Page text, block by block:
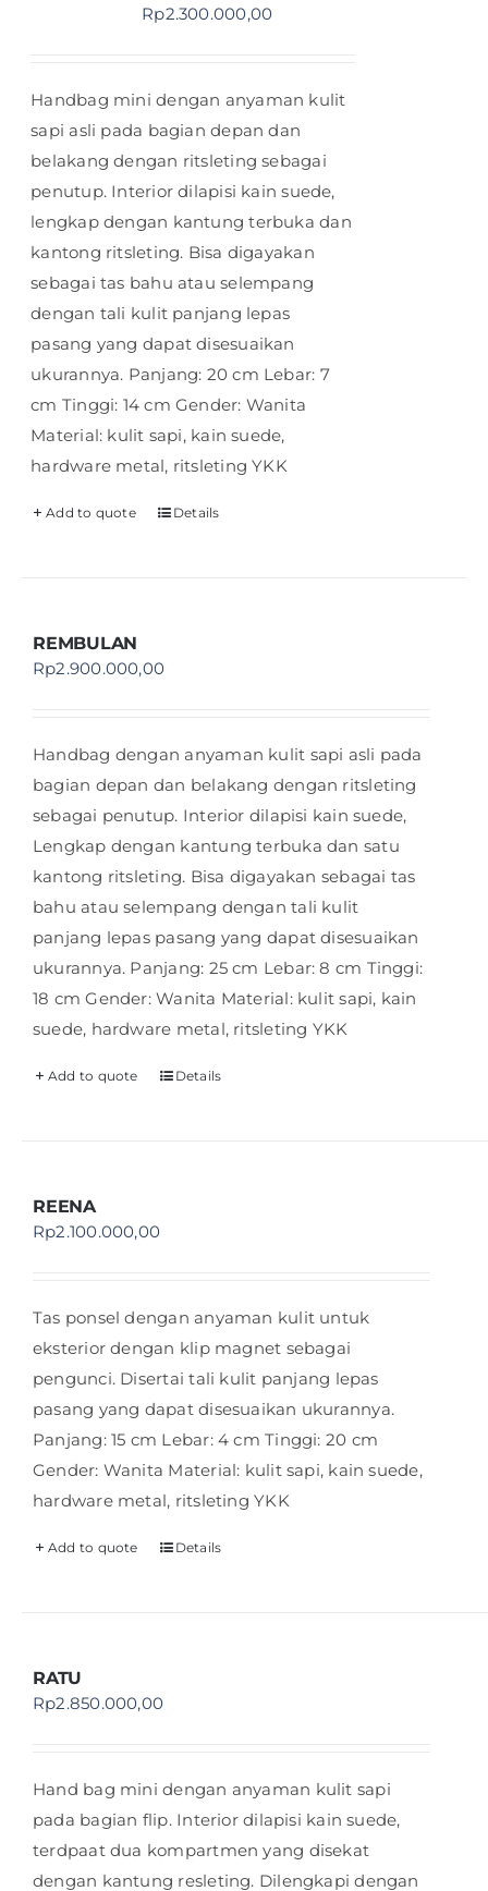
Rp2.300.000,00
Handbag mini dengan anyaman kulit
sapi asli pada bagian depan dan
belakang dengan ritsleting sebagai
penutup. Interior dilapisi kain suede,
lengkap dengan kantung terbuka dan
kantong ritsleting. Bisa digayakan
sebagai tas bahu atau selempang
dengan tali kulit panjang lepas
pasang yang dapat disesuaikan
ukurannya. Panjang: 20 cm Lebar: 7
cm Tinggi: 14 cm Gender: Wanita
Material: kulit sapi, kain suede,
hardware metal, ritsleting YKK
Add to quote Details
REMBULAN
Rp2.900.000,00
Handbag dengan anyaman kulit sapi asli pada
bagian depan dan belakang dengan ritsleting
sebagai penutup. Interior dilapisi kain suede,
Lengkap dengan kantung terbuka dan satu
kantong ritsleting. Bisa digayakan sebagai tas
bahu atau selempang dengan tali kulit
panjang lepas pasang yang dapat disesuaikan
ukurannya. Panjang: 25 cm Lebar: 8 cm Tinggi:
18 cm Gender: Wanita Material: kulit sapi, kain
suede, hardware metal, ritsleting YKK
Add to quote Details
REENA
Rp2.100.000,00
Tas ponsel dengan anyaman kulit untuk
eksterior dengan klip magnet sebagai
pengunci. Disertai tali kulit panjang lepas
pasang yang dapat disesuaikan ukurannya.
Panjang: 15 cm Lebar: 4 cm Tinggi: 20 cm
Gender: Wanita Material: kulit sapi, kain suede,
hardware metal, ritsleting YKK
Add to quote Details
RATU
Rp2.850.000,00
Hand bag mini dengan anyaman kulit sapi
pada bagian flip. Interior dilapisi kain suede,
terdpaat dua kompartmen yang disekat
dengan kantung resleting. Dilengkapi dengan